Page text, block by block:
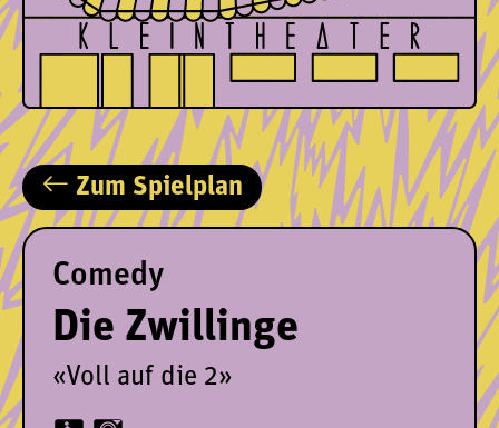
Zum Spielplan
Comedy
Die Zwillinge
«Voll auf die 2»